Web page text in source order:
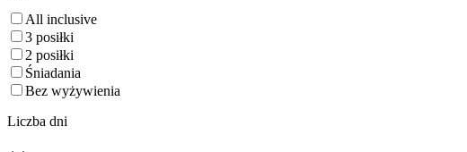
All inclusive
3 posiłki
2 posiłki
Śniadania
Bez wyżywienia
Liczba dni